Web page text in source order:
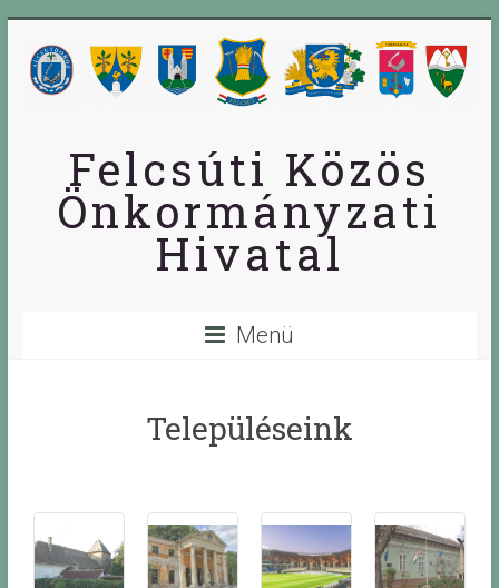
Felcsúti Közös
Önkormányzati
Hivatal
Menü
Településeink